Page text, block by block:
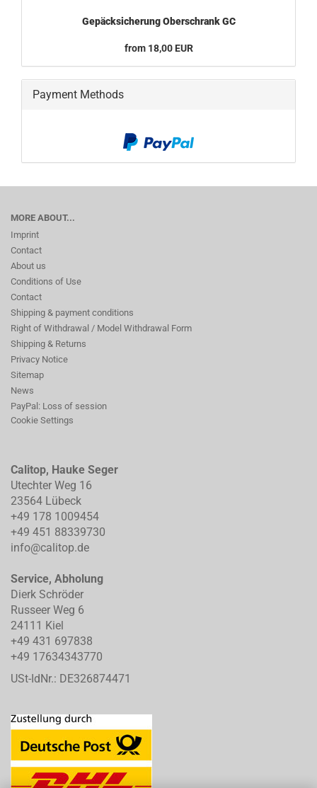
Gepäcksicherung Oberschrank GC
from 18,00 EUR
Payment Methods
MORE ABOUT...
Imprint
Contact
About us
Conditions of Use
Contact
Shipping & payment conditions
Right of Withdrawal / Model Withdrawal Form
Shipping & Returns
Privacy Notice
Sitemap
News
PayPal: Loss of session
Cookie Settings
Calitop, Hauke Seger
Utechter Weg 16
23564 Lübeck
+49 178 1009454
+49 451 88339730
info@calitop.de
Service, Abholung
Dierk Schröder
Russeer Weg 6
24111 Kiel
+49 431 697838
+49 17634343770
USt-IdNr.: DE326874471